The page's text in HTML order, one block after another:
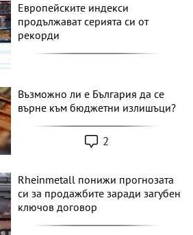
Европейските индекси
продължават серията си от
рекорди
Възможно ли е България да се
върне към бюджетни излишъци?
2
Rheinmetall понижи прогнозата
си за продажбите заради загубен
ключов договор